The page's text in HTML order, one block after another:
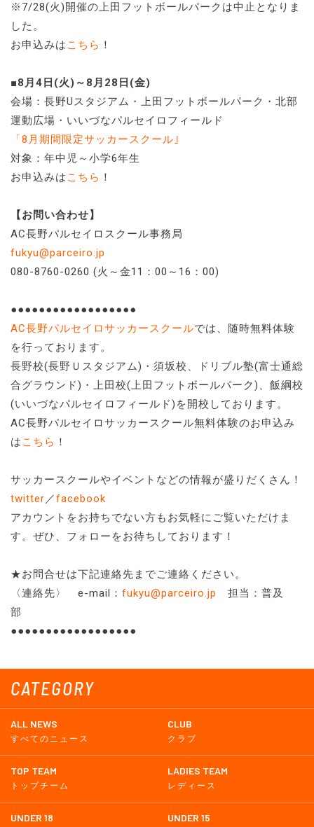
CATEGORY
ALL NEWS
すべてのニュース
CLUB
クラブ
TOP TEAM
トップチーム
LADIES TEAM
レディース
UNDER 18 UNDER 15
※7/28(火)開催の上田フットボールパークは中止となりま
した。
お申込みは こちら ！
■8月4日(火)～8月28日(金)
会場：長野Uスタジアム・上田フットボールパーク・北部
運動広場・いいづなパルセイロフィールド
「8月期間限定サッカースクール｣
対象：年中児～小学6年生
お申込みは こちら ！
【お問い合わせ】
AC長野パルセイロスクール事務局
fukyu@parceiro.jp
080-8760-0260 (火～金11：00～16：00)
●●●●●●●●●●●●●●●●●●
AC長野パルセイロサッカースクールでは、随時無料体験
を行っております。
長野校(長野Ｕスタジアム)・須坂校、ドリブル塾(富士通総
合グラウンド)・上田校(上田フットボールパーク)、飯綱校
(いいづなパルセイロフィールド)を開校しております。
AC長野パルセイロサッカースクール無料体験のお申込み
は こちら ！
サッカースクールやイベントなどの情報が盛りだくさん！
twitter／facebook
アカウントをお持ちでない方もお気軽にご覧いただけま
す。ぜひ、フォローをお待ちしております！
★お問合せは下記連絡先までご連絡ください。
〈連絡先〉 e-mail： fukyu@parceiro.jp
担当：普及
部
●●●●●●●●●●●●●●●●●●